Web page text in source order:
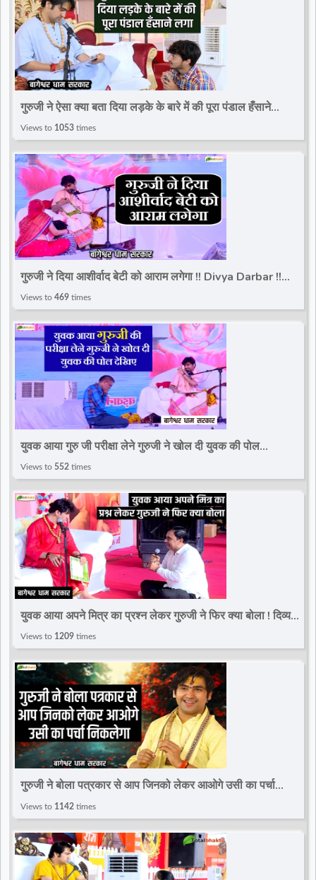
गुरुजी ने ऐसा क्या बता दिया लड़के के बारे में की पूरा पंडाल हँसाने
लगा~Divya Darbar~Bageshwar Dham
Views to 1053 times
गुरुजी ने दिया आशीर्वाद बेटी को आराम लगेगा !! Divya Darbar !!
Bageshwar Dham Sarkar
Views to 469 times
युवक आया गुरु जी परीक्षा लेने गुरुजी ने खोल दी युवक की पोल
देखिए~Divya Darbar~Bageshwar Dham Sarkar
Views to 552 times
युवक आया अपने मित्र का प्रश्न लेकर गुरुजी ने फिर क्या बोला ! दिव्य
दरबार ! Bageshwar Dham Sarkar
Views to 1209 times
गुरुजी ने बोला पत्रकार से आप जिनको लेकर आओगे उसी का पर्चा
निकलेगा~दिव्य दरबार~Bageshwar Dham Sarkar
Views to 1142 times